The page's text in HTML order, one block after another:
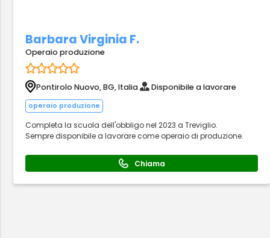
Barbara Virginia F.
Operaio produzione
Pontirolo Nuovo, BG, Italia Disponibile a lavorare
operaio produzione
Completa la scuola dell'obbligo nel 2023 a Treviglio.
Sempre disponibile a lavorare come operaio di produzione.
Chiama